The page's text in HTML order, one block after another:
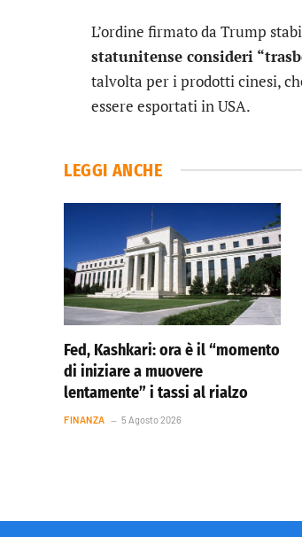
L’ordine firmato da Trump
statunitense consideri
talvolta per i prodotti cinesi,
essere esportati in USA.
LEGGI ANCHE
Fed, Kashkari: ora è il “momento
di iniziare a muovere
lentamente” i tassi al rialzo
FINANZA 5 Agosto 2026